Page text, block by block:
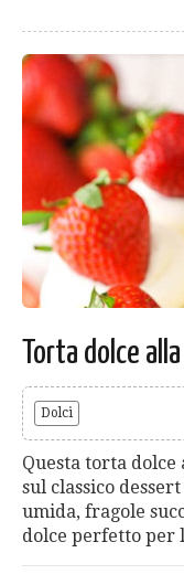
Torta dolce
Dolci
Questa torta dolce
sul classico
umida, fragole
dolce perfetto per